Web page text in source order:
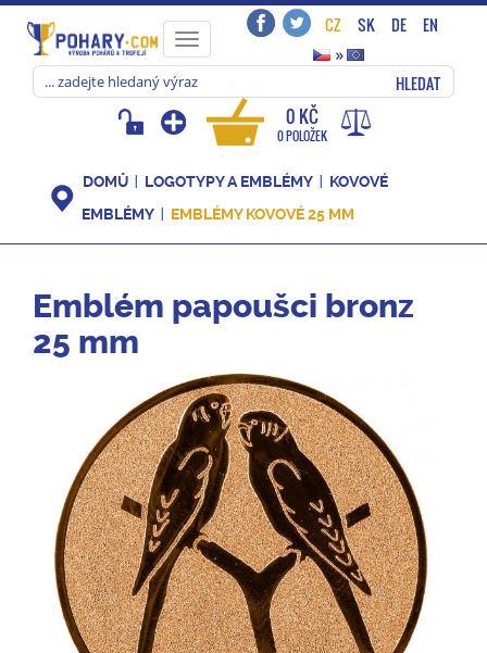
Toggle
navigation
CZ SK DE
EN
»
HLEDAT
0 KČ
0 POLOŽEK
DOMŮ LOGOTYPY A EMBLÉMY
KOVOVÉ
EMBLÉMY
EMBLÉMY KOVOVÉ 25 MM
Emblém papoušci bronz
25 mm